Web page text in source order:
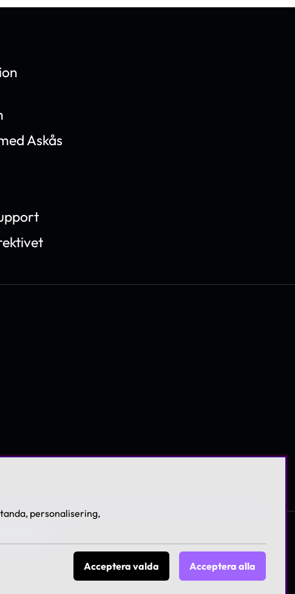
Askås
personalisering,
Acceptera valda Acceptera alla